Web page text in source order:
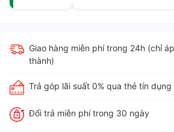
Giao hàng miễn phí trong 24h (chỉ
thành)
Trả góp lãi suất 0% qua thẻ tín dụng
Đổi trả miễn phí trong 30 ngày